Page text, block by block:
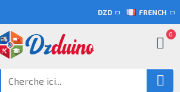
DZD FRENCH
0